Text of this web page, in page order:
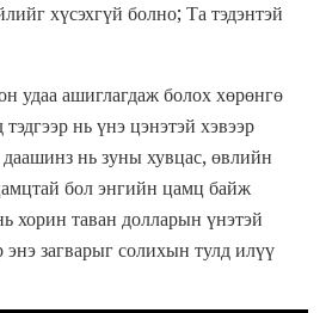
хүсэхгүй болно; Та тэдэнтэй
удаа ашиглагдаж болох хөрөнгө
нь үнэ цэнэтэй хэвээр
нь зуны хувцас, өвлийн
бол энгийн цамц байж
хорин таван долларын үнэтэй
загварыг солихын тулд илүү